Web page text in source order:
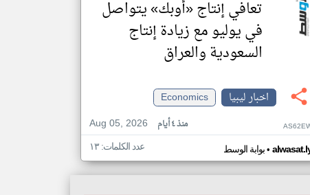
تعافي إنتاج «أوبك» يتواصل
في يوليو مع زيادة إنتاج
السعودية والعراق
اخبار ليبيا
Economics
Aug 05, 2026
منذ ٤ أيام
بوابة الوسط• عدد الكلمات: ١٣